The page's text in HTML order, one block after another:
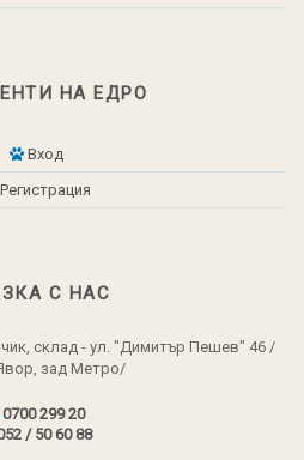
НА ЕДРО
Вход
С НАС
склад - ул. "Димитър Пешев" 46 /
зад Метро/
0700 299 20
/ 50 60 88